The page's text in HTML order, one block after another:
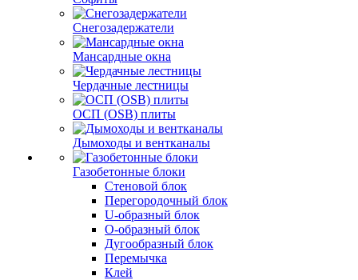
Снегозадержатели
Мансардные окна
Чердачные лестницы
ОСП (OSB) плиты
Дымоходы и вентканалы
Газобетонные блоки
Стеновой блок
Перегородочный блок
U-образный блок
О-образный блок
Дугообразный блок
Перемычка
Клей